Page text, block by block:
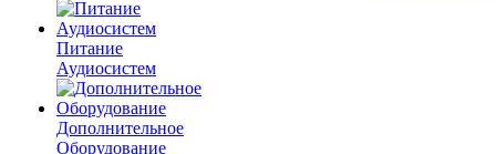
Питание
Аудиосистем
Дополнительное
Оборудование